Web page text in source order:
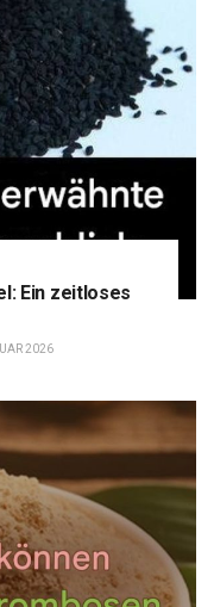
Ein zeitloses
2026